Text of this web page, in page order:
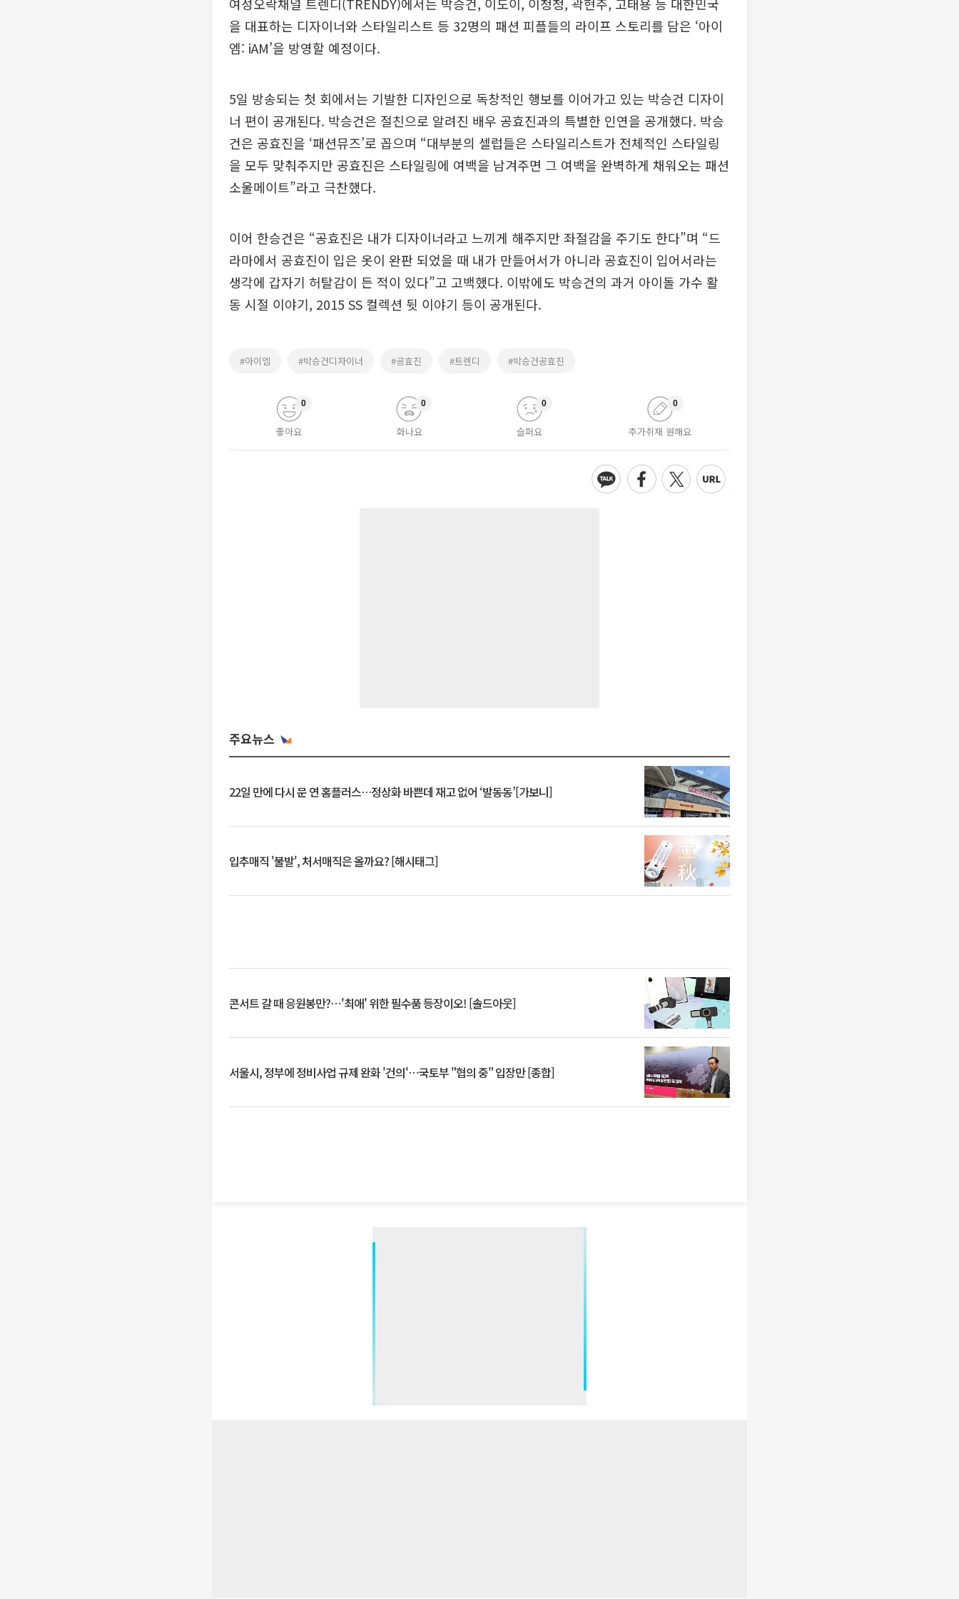
을 대표하는 디자이너와 스타일리스트 등 32명의 패션 피플들의 라이프 스토리를 담은 ‘아이
엠: iAM’을 방영할 예정이다.
5일 방송되는 첫 회에서는 기발한 디자인으로 독창적인 행보를 이어가고 있는 박승건 디자이
너 편이 공개된다. 박승건은 절친으로 알려진 배우 공효진과의 특별한 인연을 공개했다. 박승
건은 공효진을 ‘패션뮤즈’로 꼽으며 “대부분의 셀럽들은 스타일리스트가 전체적인 스타일링
을 모두 맞춰주지만 공효진은 스타일링에 여백을 남겨주면 그 여백을 완벽하게 채워오는 패션
소울메이트”라고 극찬했다.
이어 한승건은 “공효진은 내가 디자이너라고 느끼게 해주지만 좌절감을 주기도 한다”며 “드
라마에서 공효진이 입은 옷이 완판 되었을 때 내가 만들어서가 아니라 공효진이 입어서라는
생각에 갑자기 허탈감이 든 적이 있다”고 고백했다. 이밖에도 박승건의 과거 아이돌 가수 활
동 시절 이야기, 2015 SS 컬렉션 뒷 이야기 등이 공개된다.
#아이엠 #박승건디자이너 #공효진 #트렌디 #박승건공효진
좋아요
0
화나요
0
슬퍼요
0
추가취재 원해요
0
주요뉴스
22일 만에 다시 문 연 홈플러스…정상화 바쁜데 재고 없어 ‘발동동’[가보니]
입추매직 '불발', 처서매직은 올까요? [해시태그]
콘서트 갈 때 응원봉만?⋯'최애' 위한 필수품 등장이오! [솔드아웃]
서울시, 정부에 정비사업 규제 완화 '건의'⋯국토부 "협의 중" 입장만 [종합]